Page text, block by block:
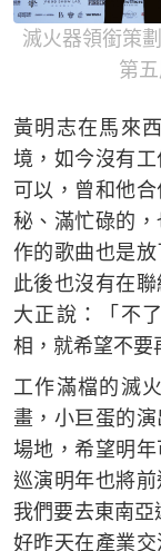
滅火器領銜策
第
黃明志在馬來
境，如今沒有
可以，曾和他
秘、滿忙碌的
作的歌曲也是
此後也沒有在
大正說：「不
相，就希望不要
工作滿檔的滅
畫，小巨蛋的
場地，希望明
巡演明年也將
我們要去東南
好昨天在產業